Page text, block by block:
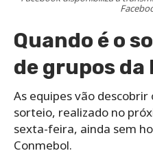
Quando é o
de grupos
As equipes vão
sorteio, realizado no
sexta-feira, ainda sem
Conmebol.